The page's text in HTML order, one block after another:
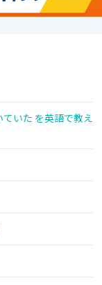
いた を英語で教え